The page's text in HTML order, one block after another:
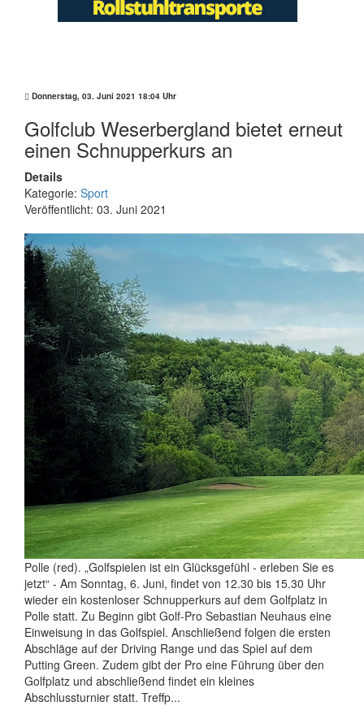
Donnerstag, 03. Juni 2021 18:04 Uhr
Golfclub Weserbergland bietet erneut
einen Schnupperkurs an
Details
Kategorie: Sport
Veröffentlicht: 03. Juni 2021
Polle (red). „Golfspielen ist ein Glücksgefühl - erleben Sie es
jetzt“ - Am Sonntag, 6. Juni, findet von 12.30 bis 15.30 Uhr
wieder ein kostenloser Schnupperkurs auf dem Golfplatz in
Polle statt. Zu Beginn gibt Golf-Pro Sebastian Neuhaus eine
Einweisung in das Golfspiel. Anschließend folgen die ersten
Abschläge auf der Driving Range und das Spiel auf dem
Putting Green. Zudem gibt der Pro eine Führung über den
Golfplatz und abschließend findet ein kleines
Abschlussturnier statt. Treffp...